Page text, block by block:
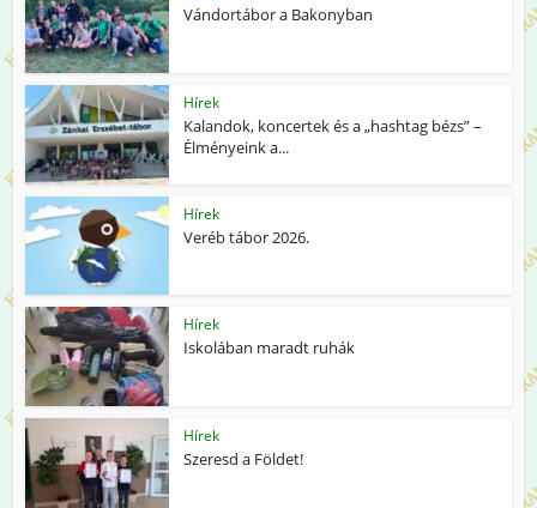
Vándortábor a Bakonyban
Hírek
Kalandok, koncertek és a „hashtag bézs” –
Élményeink a...
Hírek
Veréb tábor 2026.
Hírek
Iskolában maradt ruhák
Hírek
Szeresd a Földet!